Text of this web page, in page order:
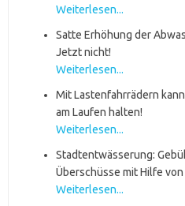
Weiterlesen...
Satte Erhöhung der
Jetzt nicht!
Weiterlesen...
Mit Lastenfahrrädern
am Laufen halten!
Weiterlesen...
Stadtentwässerung:
Überschüsse mit Hilfe von
Weiterlesen...